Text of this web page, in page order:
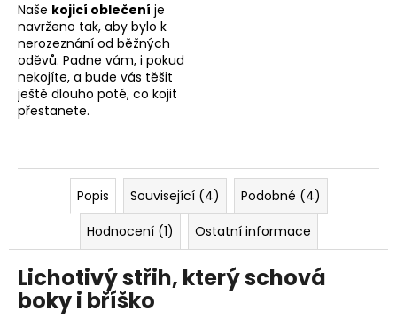
Naše kojicí oblečení je
navrženo tak, aby bylo k
nerozeznání od běžných
oděvů. Padne vám, i pokud
nekojíte, a bude vás těšit
ještě dlouho poté, co kojit
přestanete.
Popis Související (4)
Podobné (4)
Hodnocení (1)
Ostatní informace
Lichotivý střih, který schová
boky i bříško